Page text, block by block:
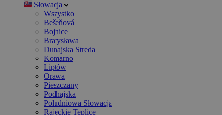
Słowacja
Wszystko
Bešeňová
Bojnice
Bratysława
Dunajska Streda
Komarno
Liptów
Orawa
Pieszczany
Podhajska
Południowa Słowacja
Rajeckie Teplice